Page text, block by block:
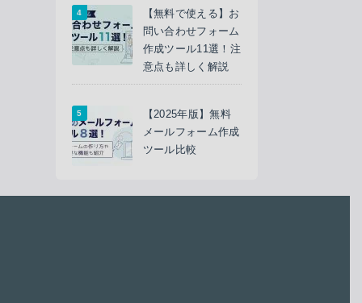
【無料で使える】お
問い合わせフォーム
作成ツール11選！注
意点も詳しく解説
【2025年版】無料
メールフォーム作成
ツール比較